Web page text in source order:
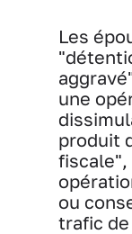
Les
une
produit
fiscale",
ou
trafic